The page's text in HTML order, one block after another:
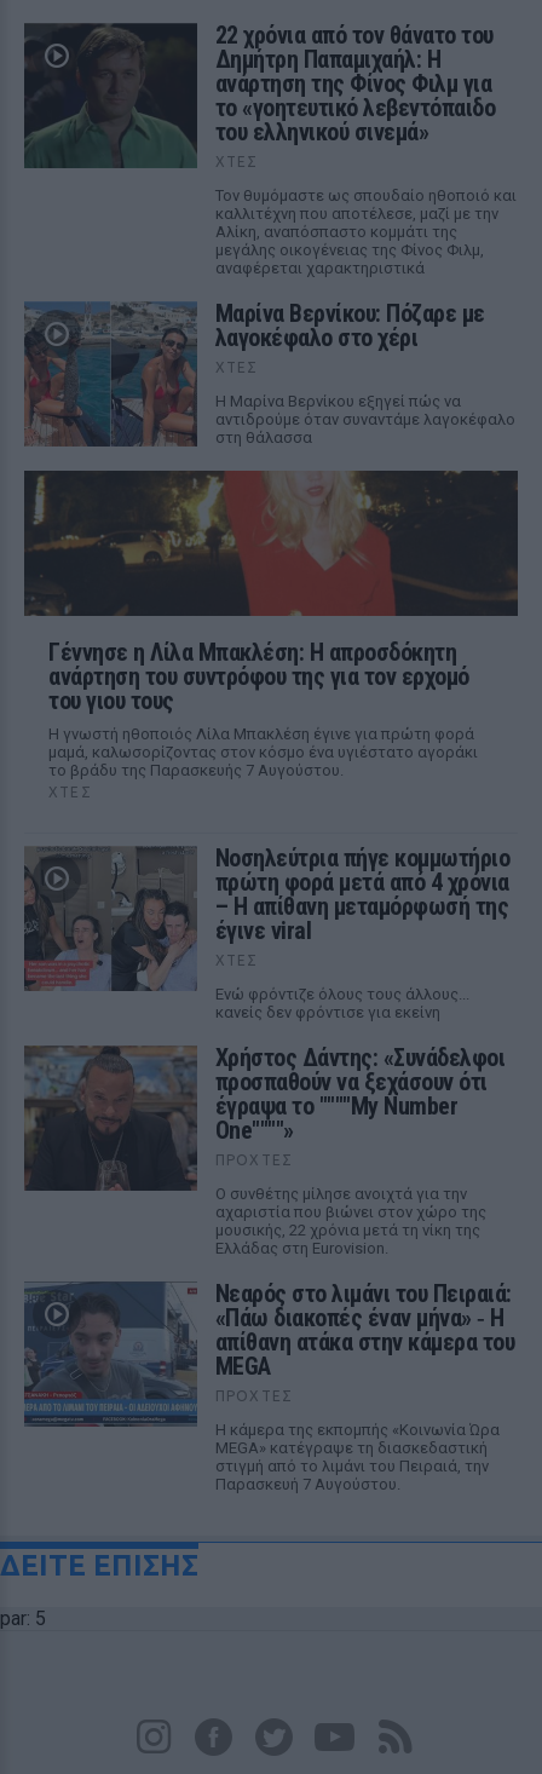
22 χρόνια από τον θάνατο του
Δημήτρη Παπαμιχαήλ: Η
ανάρτηση της Φίνος Φιλμ για
το «γοητευτικό λεβεντόπαιδο
του ελληνικού σινεμά»
ΧΤΕΣ
Τον θυμόμαστε ως σπουδαίο ηθοποιό και
καλλιτέχνη που αποτέλεσε, μαζί με την
Αλίκη, αναπόσπαστο κομμάτι της
μεγάλης οικογένειας της Φίνος Φιλμ,
αναφέρεται χαρακτηριστικά
Μαρίνα Βερνίκου: Πόζαρε με
λαγοκέφαλο στο χέρι
ΧΤΕΣ
Η Μαρίνα Βερνίκου εξηγεί πώς να
αντιδρούμε όταν συναντάμε λαγοκέφαλο
στη θάλασσα
Γέννησε η Λίλα Μπακλέση: Η απροσδόκητη
ανάρτηση του συντρόφου της για τον ερχομό
του γιου τους
Η γνωστή ηθοποιός Λίλα Μπακλέση έγινε για πρώτη φορά
μαμά, καλωσορίζοντας στον κόσμο ένα υγιέστατο αγοράκι
το βράδυ της Παρασκευής 7 Αυγούστου.
ΧΤΕΣ
Νοσηλεύτρια πήγε κομμωτήριο
πρώτη φορά μετά από 4 χρόνια
– Η απίθανη μεταμόρφωσή της
έγινε viral
ΧΤΕΣ
Ενώ φρόντιζε όλους τους άλλους...
κανείς δεν φρόντισε για εκείνη
Χρήστος Δάντης: «Συνάδελφοι
προσπαθούν να ξεχάσουν ότι
έγραψα το """"My Number
One""""»
ΠΡΟΧΤΈΣ
Ο συνθέτης μίλησε ανοιχτά για την
αχαριστία που βιώνει στον χώρο της
μουσικής, 22 χρόνια μετά τη νίκη της
Ελλάδας στη Eurovision.
Νεαρός στο λιμάνι του Πειραιά:
«Πάω διακοπές έναν μήνα» ‑ Η
απίθανη ατάκα στην κάμερα του
MEGA
ΠΡΟΧΤΈΣ
Η κάμερα της εκπομπής «Κοινωνία Ώρα
MEGA» κατέγραψε τη διασκεδαστική
στιγμή από το λιμάνι του Πειραιά, την
Παρασκευή 7 Αυγούστου.
ΔΕΙΤΕ ΕΠΙΣΗΣ
par: 5